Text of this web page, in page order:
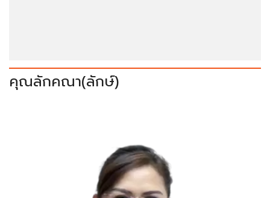
คุณลักคณา(ลักษ์)